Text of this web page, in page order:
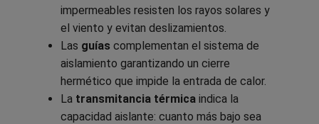
impermeables resisten los rayos solares y
el viento y evitan deslizamientos.
Las guías complementan el sistema de
aislamiento garantizando un cierre
hermético que impide la entrada de calor.
La transmitancia térmica indica la
capacidad aislante: cuanto más bajo sea